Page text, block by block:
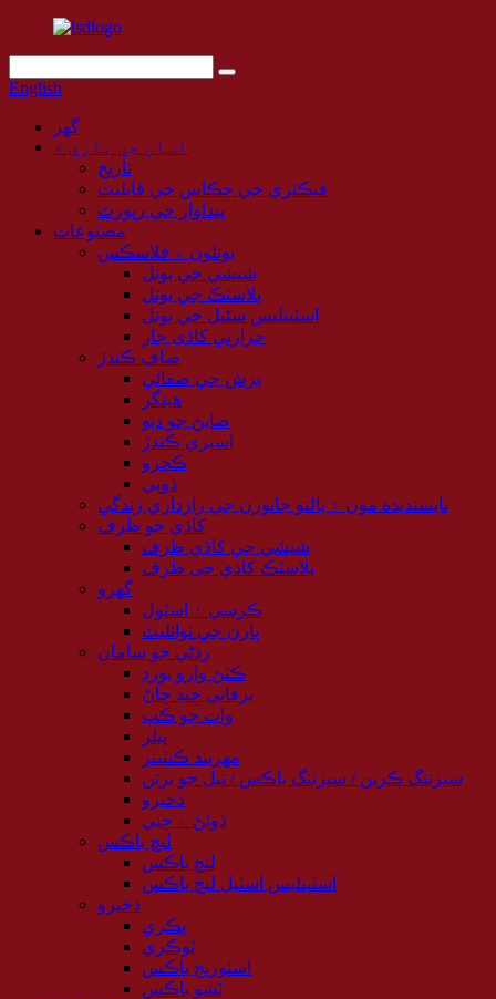
English
گهر
اسان جي باري ۾
تاريخ
فيڪٽري جي چڪاس جي قابليت
پيداوار جي رپورٽ
مصنوعات
بوتلون ۽ فلاسڪس
شيشي جي بوتل
پلاسٽڪ جي بوتل
اسٽينلیس سٹیل جي بوتل
حرارتي کاڌي جار
صاف ڪندڙ
برش جي صفائي
هينگر
صابڻ جو دٻو
اسپري ڪندڙ
ڪچرو
ڌوٻي
ناپسنديده مون ۽ پالتو جانورن جي رازداري زندگي
کاڌي جو ظرف
شيشي جي کاڌي ظرف
پلاسٽڪ کاڌي جي ظرف
گهرو
ڪرسي ۽ اسٽول
ٻارن جي ٽوائليٽ
رڌڻي جو سامان
ڪٽڻ وارو بورڊ
برفاني ڇنڊ ڇاڻ
وات جو ڪپ
پيلر
مهربند ڪنٽينر
سيزننگ ڪرين / سيزننگ باڪس / تيل جو برتن
ذخيرو
ڌوئڻ ۽ ڇني
لنچ باڪس
لنچ باڪس
اسٽينلیس اسٽيل لنچ باڪس
ذخيرو
ٻڪري
ٽوڪري
اسٽوريج باڪس
ٽشو باڪس